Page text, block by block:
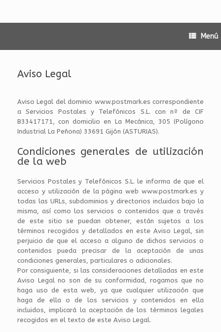
Menú
Aviso Legal
Aviso Legal del dominio www.postmark.es correspondiente
a Servicios Postales y Telefónicos S.L. con nº de CIF
B33417171, con domicilio en La Mecánica, 305 (Polígono
Industrial La Peñona) 33691 Gijón (ASTURIAS).
Condiciones generales de utilización
de la web
Servicios Postales y Telefónicos S.L. le informa de que el
acceso y utilización de la página web www.postmark.es y
todas las URLs, subdominios y directorios incluidos bajo la
misma, así como los servicios o contenidos que a través
de este sitio se puedan obtener, están sujetos a los
términos recogidos y detallados en este Aviso Legal, sin
perjuicio de que el acceso a alguno de dichos servicios o
contenidos pueda precisar de la aceptación de unas
condiciones generales, particulares o adicionales.
Por consiguiente, si las consideraciones detalladas en este
Aviso Legal no son de su conformidad, rogamos que no
haga uso de esta web, ya que cualquier utilización que
haga de ella o de los servicios y contenidos en ella
incluidos, implicará la aceptación de los términos legales
recogidos en el texto de este Aviso Legal.